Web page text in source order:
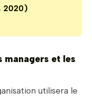
2020)
managers et les
utilisera le